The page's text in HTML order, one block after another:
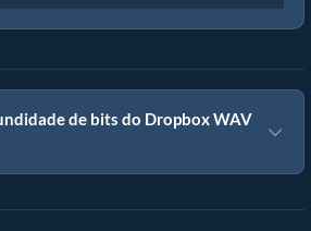
de bits do Dropbox WAV